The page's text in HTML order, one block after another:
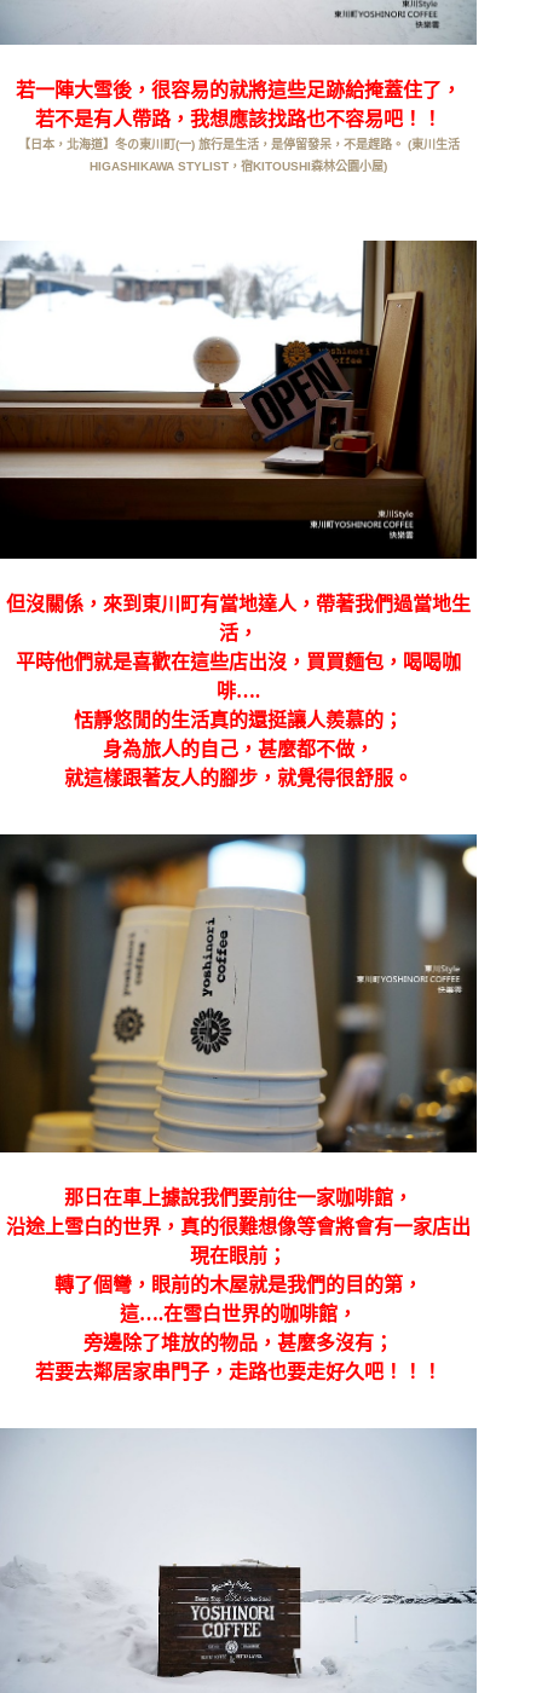
若一陣大雪後，很容易的就將這些足跡給掩蓋住了，
若不是有人帶路，我想應該找路也不容易吧！！
【日本，北海道】冬の東川町(一) 旅行是生活，是停留發呆，不是趕路。 (東川生活
HIGASHIKAWA STYLIST，宿KITOUSHI森林公園小屋)
但沒關係，來到東川町有當地達人，帶著我們過當地生
活，
平時他們就是喜歡在這些店出沒，買買麵包，喝喝咖
啡….
恬靜悠閒的生活真的還挺讓人羨慕的；
身為旅人的自己，甚麼都不做，
就這樣跟著友人的腳步，就覺得很舒服。
那日在車上據說我們要前往一家咖啡館，
沿途上雪白的世界，真的很難想像等會將會有一家店出
現在眼前；
轉了個彎，眼前的木屋就是我們的目的第，
這….在雪白世界的咖啡館，
旁邊除了堆放的物品，甚麼多沒有；
若要去鄰居家串門子，走路也要走好久吧！！！